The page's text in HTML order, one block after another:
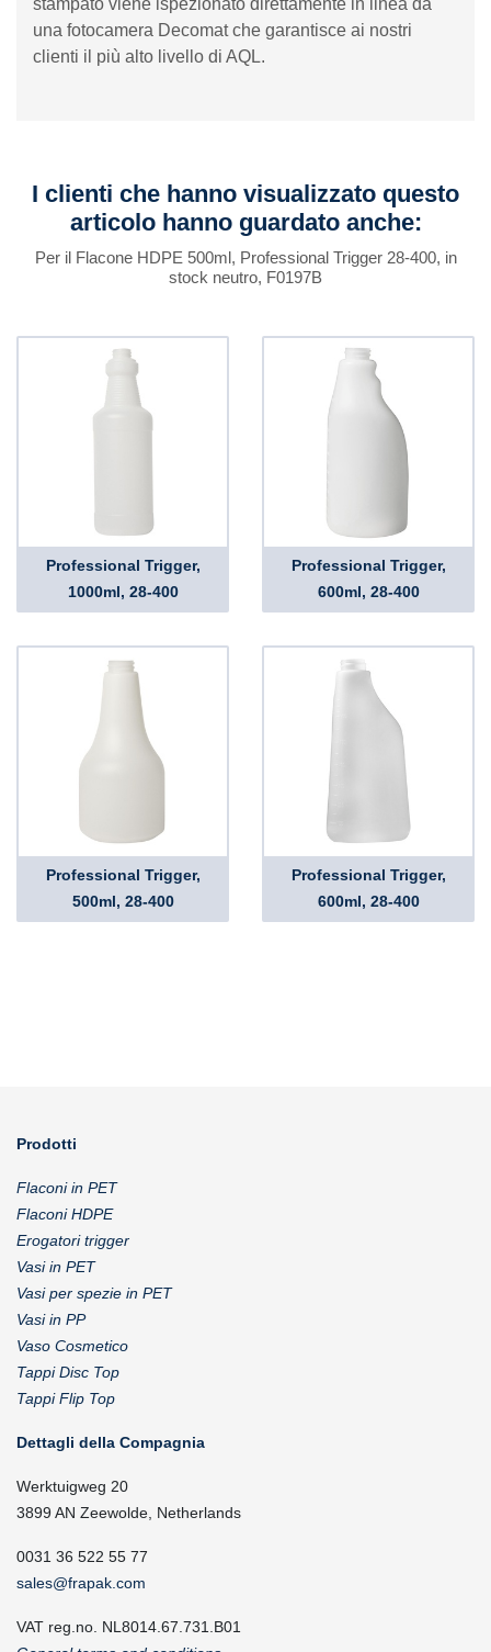
stampato viene ispezionato direttamente in linea da
una fotocamera Decomat che garantisce ai nostri
clienti il ​​più alto livello di AQL.
I clienti che hanno visualizzato questo
articolo hanno guardato anche:
Per il Flacone HDPE 500ml, Professional Trigger 28-400, in
stock neutro, F0197B
Professional Trigger,
1000ml, 28-400
Professional Trigger,
600ml, 28-400
Professional Trigger,
500ml, 28-400
Professional Trigger,
600ml, 28-400
Prodotti
Flaconi in PET
Flaconi HDPE
Erogatori trigger
Vasi in PET
Vasi per spezie in PET
Vasi in PP
Vaso Cosmetico
Tappi Disc Top
Tappi Flip Top
Dettagli della Compagnia
Werktuigweg 20
3899 AN Zeewolde, Netherlands
0031 36 522 55 77
sales@frapak.com
VAT reg.no. NL8014.67.731.B01